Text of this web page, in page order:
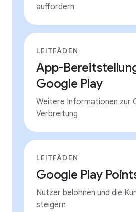
auffordern
LEITFÄDEN
App-
Google Play
Weitere Informationen zur
Verbreitung
LEITFÄDEN
Google Play
Nutzer belohnen und die
steigern